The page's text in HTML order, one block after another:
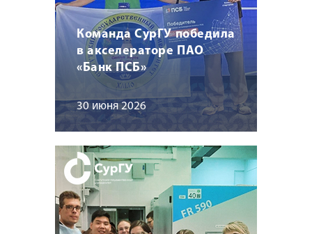
Команда СурГУ победила
в акселераторе ПАО
«Банк ПСБ»
30 июня 2026